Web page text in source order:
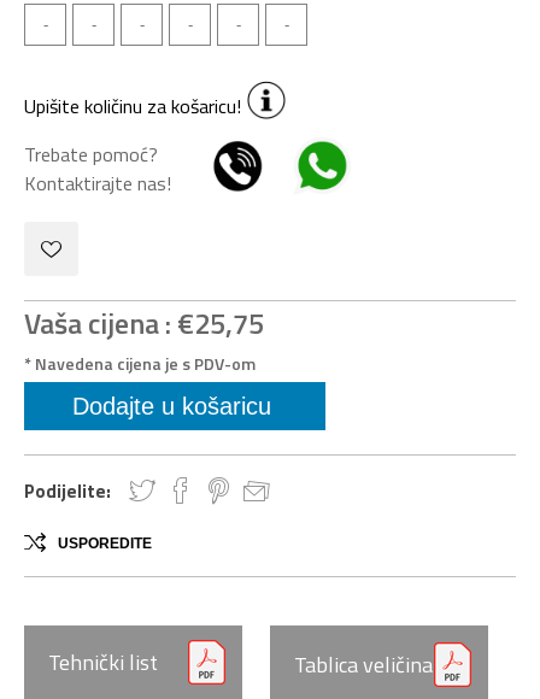
Upišite količinu za košaricu!
Trebate pomoć?
Kontaktirajte nas!
Vaša cijena :€25,75
* Navedena cijena je s PDV-om
Podijelite:
USPOREDITE
Tehnički list Tablica veličina